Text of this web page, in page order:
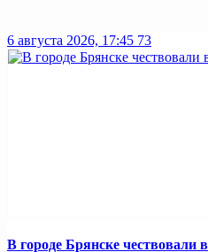
6 августа 2026, 17:45 73
В городе Брянске чествовали